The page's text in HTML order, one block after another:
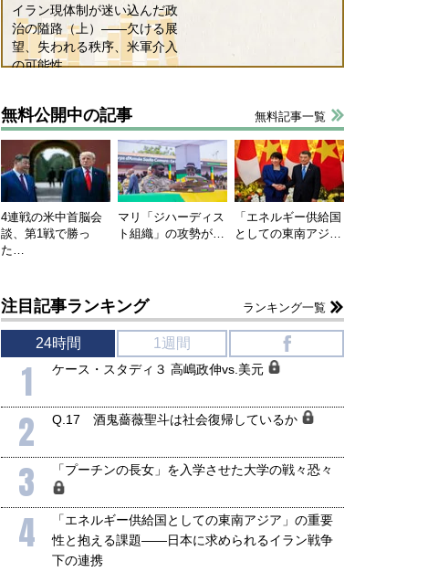
韓国にも理解してほしい「極東
1905年体制」における日米韓安
全保障協力の意味
2026年5月15日
ホルムズ海峡危機で加速したエ
ネルギー転換が「中国依存」に
小山堅
イラン現体制が迷い込んだ政
治の隘路（上）――欠ける展
望、失われる秩序、米軍介入
の可能性
無料公開中の記事 無料記事一覧
4連戦の米中首脳会
談、第1戦で勝っ
た…
マリ「ジハーディス
ト組織」の攻勢が…
「エネルギー供給国
としての東南アジ…
注目記事ランキング ランキング一覧
24時間 1週間
1 ケース・スタディ３ 高嶋政伸vs.美元
2 Q.17 酒鬼薔薇聖斗は社会復帰しているか
3 「プーチンの長女」を入学させた大学の戦々恐々
4
「エネルギー供給国としての東南アジア」の重要
性と抱える課題――日本に求められるイラン戦争
下の連携